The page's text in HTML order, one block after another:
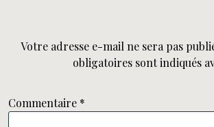
Votre adresse e-mail ne sera pas
obligatoires sont indiqués
Commentaire *